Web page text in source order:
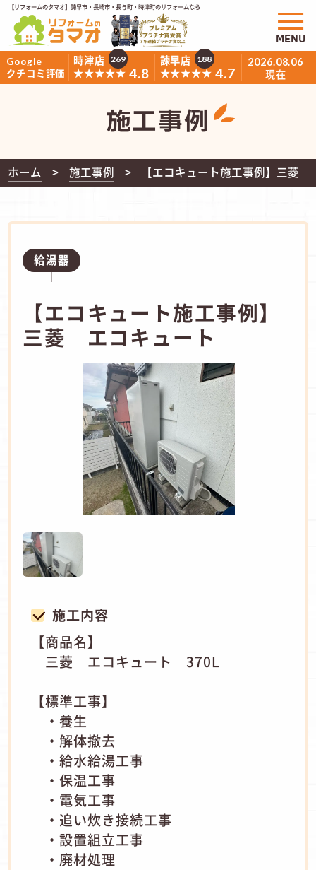
【リフォームのタマオ】諫早市・長崎市・長与町・時津町のリフォームなら
Google
クチコミ評価
時津店
★★★★★ 4.8
269
諫早店
★★★★★ 4.7
188 2026.08.06
現在
MENU
施工事例
ホーム 施工事例 【エコキュート施工事例】三菱
給湯器
【エコキュート施工事例】
三菱 エコキュート
施工内容
【商品名】
三菱 エコキュート 370L
【標準工事】
・養生
・解体撤去
・給水給湯工事
・保温工事
・電気工事
・追い炊き接続工事
・設置組立工事
・廃材処理